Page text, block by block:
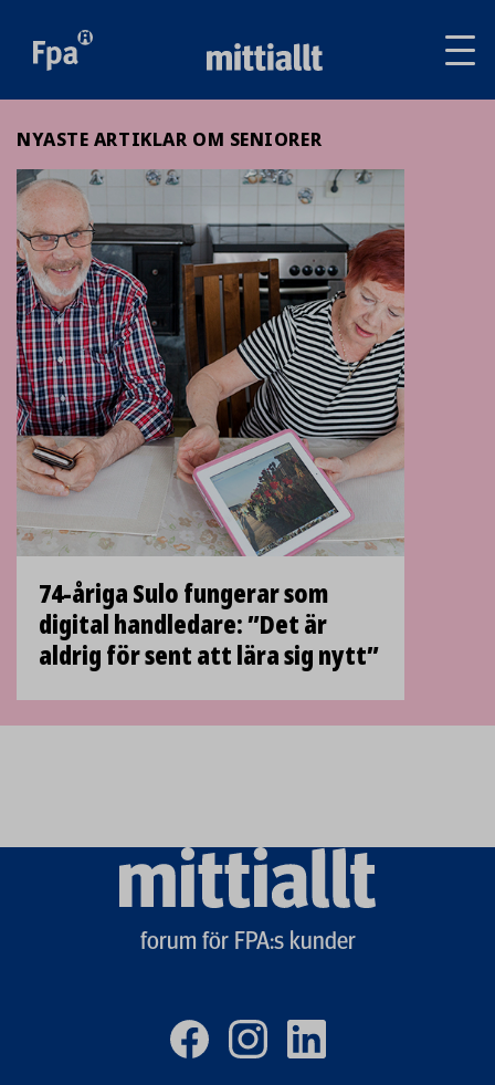
NYASTE ARTIKLAR OM SENIORER
74-åriga Sulo fungerar som
digital handledare: ”Det är
aldrig för sent att lära sig nytt”
Mittiallt
forum för FPA:s kunder